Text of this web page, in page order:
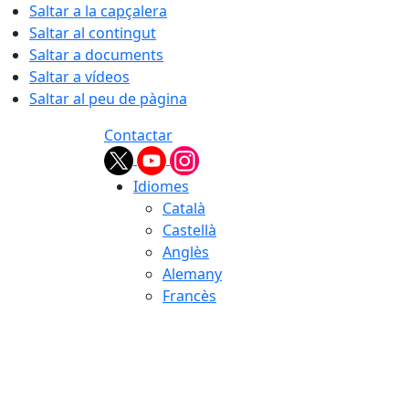
Saltar a la capçalera
Saltar al contingut
Saltar a documents
Saltar a vídeos
Saltar al peu de pàgina
Contactar
Idiomes
Català
Castellà
Anglès
Alemany
Francès